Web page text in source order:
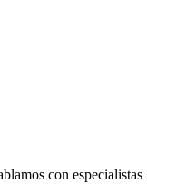
con especialistas